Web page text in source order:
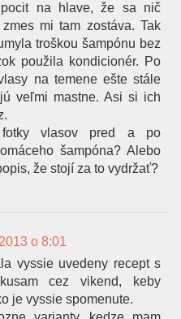
na hlave, že sa nič
mi tam zostáva. Tak
troškou šampónu bez
použila kondicionér. Po
na temene ešte stále
veľmi mastne. Asi si ich
fotky vlasov pred a po
šampóna? Alebo
že stojí za to vydržať?
o 8:01
vyssie uvedeny recept s
cez vikend, keby
je vyssie spomenute.